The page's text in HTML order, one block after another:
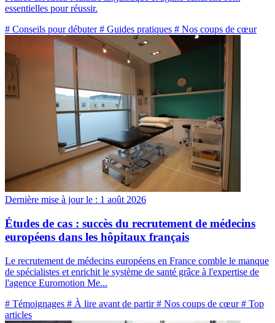
essentielles pour réussir.
# Conseils pour débuter # Guides pratiques # Nos coups de cœur
Dernière mise à jour le : 1 août 2026
Études de cas : succès du recrutement de médecins
européens dans les hôpitaux français
Le recrutement de médecins européens en France comble le manque
de spécialistes et enrichit le système de santé grâce à l'expertise de
l'agence Euromotion Me...
# Témoignages # À lire avant de partir # Nos coups de cœur # Top
articles